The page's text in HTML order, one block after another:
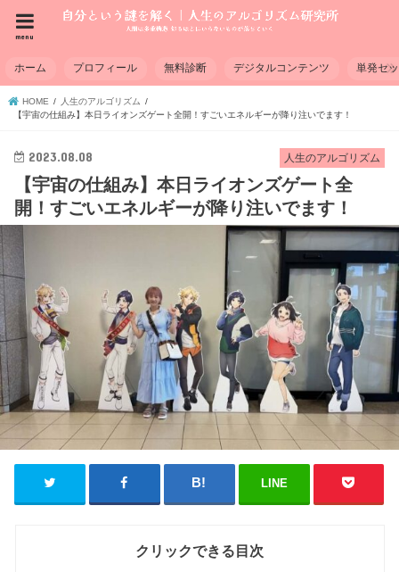
menu
ホーム プロフィール 無料診断 デジタルコンテンツ 単発セ
HOME
人生のアルゴリズム
【宇宙の仕組み】本日ライオンズゲート全開！すごいエネルギーが降り注いでます！
人生のアルゴリズム
2023.08.08
【宇宙の仕組み】本日ライオンズゲート全
開！すごいエネルギーが降り注いでます！
LINE
クリックできる目次